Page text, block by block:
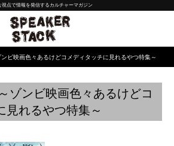
視点で情報を発信するカルチャーマガジン
ビ映画色々あるけどコメディタッチに見れるやつ特集～
ゾンビ映画色々あるけどコ
見れるやつ特集～